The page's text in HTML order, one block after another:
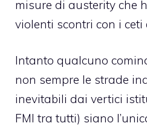
misure di austerity che
violenti scontri con i ceti
Intanto qualcuno
non sempre le strade
inevitabili dai vertici
FMI tra tutti) siano